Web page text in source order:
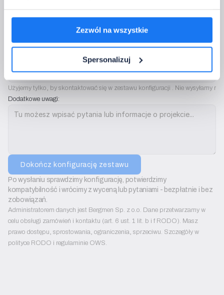
Zezwól na wszystkie
Spersonalizuj
Użyjemy tylko, by skontaktować się w zestawu konfiguracji . Nie wysyłamy
Dodatkowe uwagi:
Dokończ konfigurację zestawu
Po wysłaniu sprawdzimy konfigurację, potwierdzimy
kompatybilność i wrócimy z wyceną lub pytaniami - bezpłatnie i bez
zobowiązań.
Administratorem danych jest Bergmen Sp. z o.o. Dane przetwarzamy w
celu obsługi zamówień i kontaktu (art. 6 ust. 1 lit. b i f RODO). Masz
prawo dostępu, sprostowania, ograniczenia, sprzeciwu. Szczegóły w
polityce RODO i regulaminie OWS.